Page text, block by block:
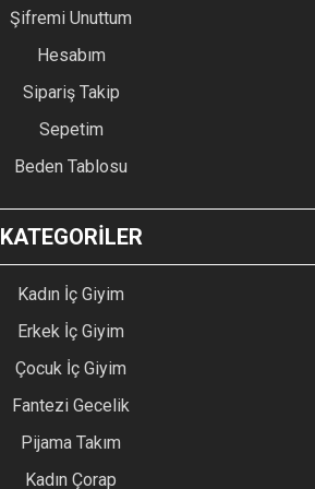
Şifremi Unuttum
Hesabım
Sipariş Takip
Sepetim
Beden Tablosu
KATEGORİLER
Kadın İç Giyim
Erkek İç Giyim
Çocuk İç Giyim
Fantezi Gecelik
Pijama Takım
Kadın Çorap